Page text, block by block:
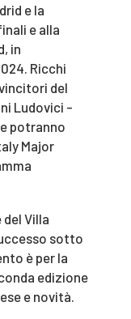
e la
e alla
in
Ricchi
del
Ludovici -
potranno
Major
Villa
sotto
è per la
edizione
e novità.